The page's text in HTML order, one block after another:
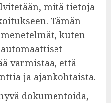
mitä tietoja
Tämän
kuten
varmistaa, että
ja ajankohtaista.
dokumentoida,